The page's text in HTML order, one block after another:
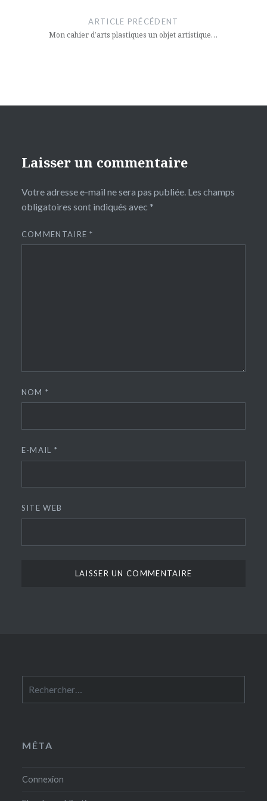
l’article
ARTICLE PRÉCÉDENT
Mon cahier d’arts plastiques un objet artistique…
Laisser un commentaire
Votre adresse e-mail ne sera pas publiée. Les champs
obligatoires sont indiqués avec *
COMMENTAIRE*
NOM*
E-MAIL *
SITE WEB
MÉTA
Connexion